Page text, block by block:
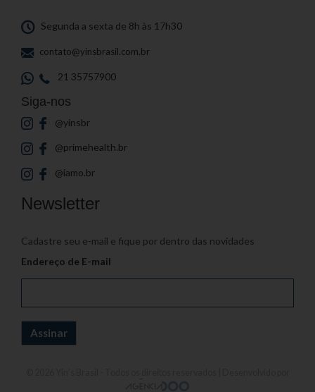
Segunda a sexta de 8h às 17h30
contato@yinsbrasil.com.br
21 35757900
Siga-nos
@yinsbr
@primehealth.br
@iamo.br
Newsletter
Cadastre seu e-mail e fique por dentro das novidades
Endereço de E-mail